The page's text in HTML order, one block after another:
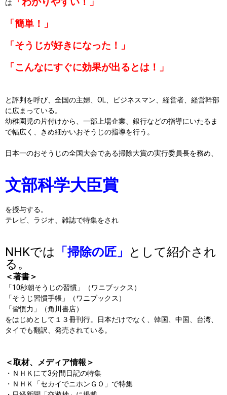
は
「簡単！」
「 そうじが好きになった！」
「こんなにすぐに効果が出るとは！」
と評判を呼び、全国の主婦、OL、ビジネスマン、経営者、 経営幹部
に広まっている。
幼稚園児の片付けから、一部上場企業、 銀行などの指導にいたるま
で幅広く、
きめ細かいおそうじの指導を行う。
日本一のおそうじの全国大会である掃除大賞の実行委員長を務め、
文部科学大臣賞
を授与する。
テレビ、ラジオ、雑誌で特集をされ
NHKでは 「掃除の匠」
として紹介され
る。
＜著書＞
「10秒朝そうじの習慣」（ワニブックス）
「そうじ習慣手帳」（ワニブックス）
「習慣力」（角川書店）
をはじめとして１３冊刊行。日本だけでなく、韓国、中国、台湾、
タイでも翻訳、発売されている。
＜取材、メディア情報＞
・ＮＨＫにて3分間日記の特集
・ＮＨＫ「セカイでニホンＧＯ」で特集